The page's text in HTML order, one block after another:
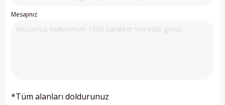
Mesajınız
*Tüm alanları doldurunuz